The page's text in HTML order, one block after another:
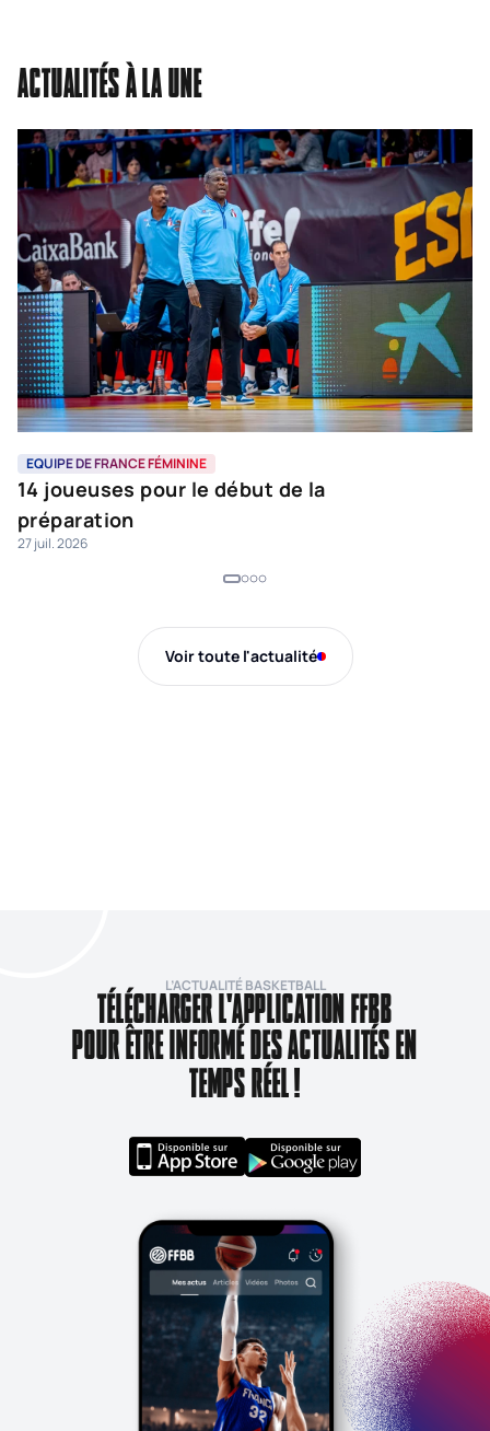
ACTUALITÉS À LA UNE
EQUIPE DE FRANCE FÉMININE
14 joueuses pour le début de la
préparation
27 juil. 2026
Voir toute l'actualité
L’ACTUALITÉ BASKETBALL
TÉLÉCHARGER L'APPLICATION FFBB
POUR ÊTRE INFORMÉ DES ACTUALITÉS EN
TEMPS RÉEL !